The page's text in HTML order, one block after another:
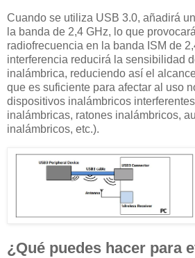
Cuando se utiliza USB 3.0, añadirá
la banda de 2,4 GHz, lo que
radiofrecuencia en la banda ISM de
interferencia reducirá la sensibilidad
inalámbrica, reduciendo así el
que es suficiente para afectar al uso
dispositivos inalámbricos
inalámbricas, ratones inalámbricos,
inalámbricos, etc.).
¿Qué puedes hacer para